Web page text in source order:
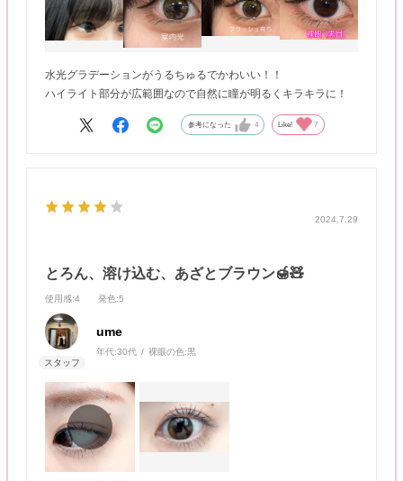
水光グラデーションがうるちゅるでかわいい！！
ハイライト部分が広範囲なので自然に瞳が明るくキラキラに！
参考になった 4 Like! 7
2024.7.29
とろん、溶け込む、あざとブラウン🍯🧸
使用感:4 発色:5
ume
年代:30代 裸眼の色:黒